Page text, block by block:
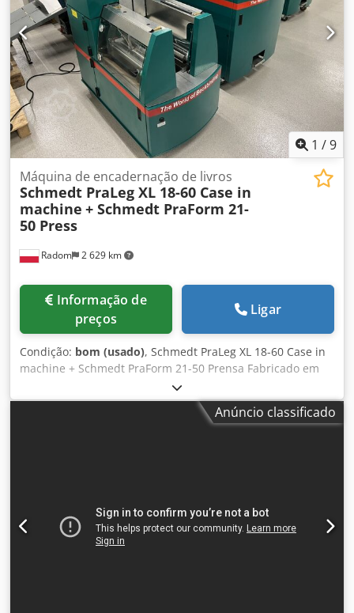
1 /9
Radom 2 629 km
Máquina de encadernação de livros
Schmedt PraLeg XL 18-60 Case in
machine + Schmedt PraForm 21-
50 Press
preços
Ligar
Condição: bom (usado), Schmedt PraLeg XL 18-60 Case in
machine + Schmedt PraForm 21-50 Prensa Fabricado em
2022. Schmedt PraLeg XL 18-60 Dispositivo para inserir
blocos em capas duras Máquina em bom estado, pronta
para operação. A máquina insere o bloco do livro na capa
230V Peso: 300 kg Fabricado na Alemanha. Schmedt
PraForm 21-50 Prensa de livros Prensa de livros com
fresadora de canais. Fabricada pela Schmedt, Alemanha.
Anúncio classificado